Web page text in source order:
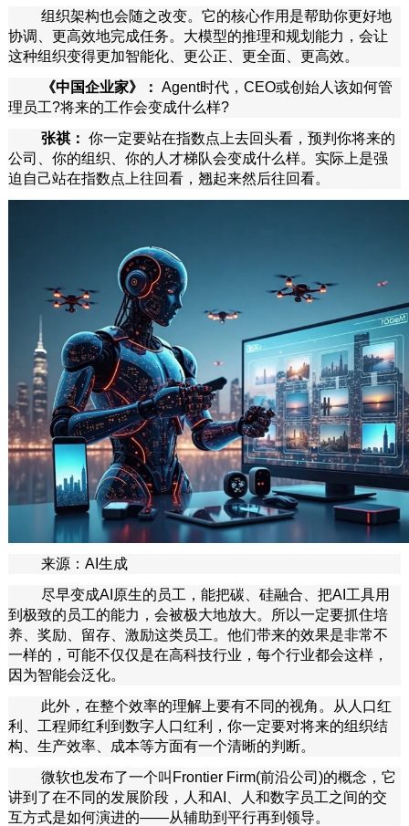
组织架构也会随之改变。它的核心作用是帮助你更好地
协调、更高效地完成任务。大模型的推理和规划能力，会让
这种组织变得更加智能化、更公正、更全面、更高效。
《中国企业家》： Agent时代，CEO或创始人该如何管
理员工?将来的工作会变成什么样?
张祺： 你一定要站在指数点上去回头看，预判你将来的
公司、你的组织、你的人才梯队会变成什么样。实际上是强
迫自己站在指数点上往回看，翘起来然后往回看。
来源：AI生成
尽早变成AI原生的员工，能把碳、硅融合、把AI工具用
到极致的员工的能力，会被极大地放大。所以一定要抓住培
养、奖励、留存、激励这类员工。他们带来的效果是非常不
一样的，可能不仅仅是在高科技行业，每个行业都会这样，
因为智能会泛化。
此外，在整个效率的理解上要有不同的视角。从人口红
利、工程师红利到数字人口红利，你一定要对将来的组织结
构、生产效率、成本等方面有一个清晰的判断。
微软也发布了一个叫Frontier Firm(前沿公司)的概念，它
讲到了在不同的发展阶段，人和AI、人和数字员工之间的交
互方式是如何演进的——从辅助到平行再到领导。